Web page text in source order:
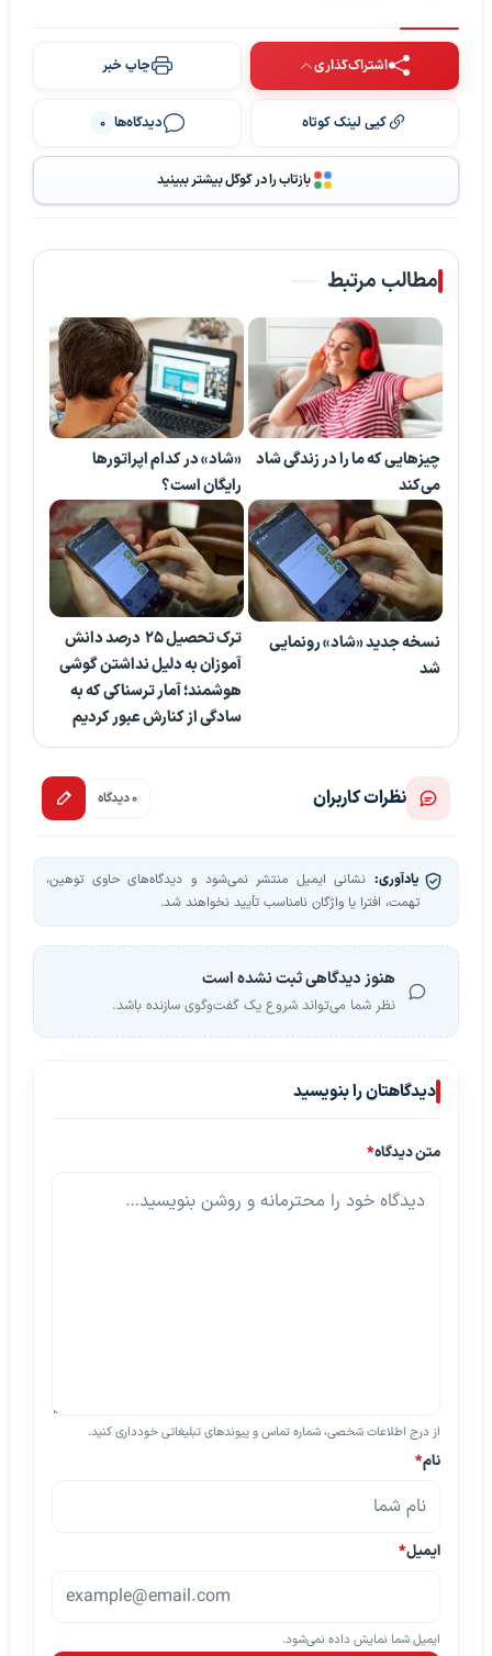
اشتراک‌گذاری چاپ خبر
کپی لینک کوتاه دیدگاه‌ها 0
بازتاب را در گوگل بیشتر ببینید
مطالب مرتبط
چیزهایی که ما را در زندگی شاد
می‌کند
«شاد» در کدام اپراتورها
رایگان است؟
نسخه جدید «شاد» رونمایی
شد
ترک تحصیل 25 درصد دانش
آموزان به دلیل نداشتن گوشی
هوشمند؛ آمار ترسناکی که به
سادگی از کنارش عبور کردیم
نظرات کاربران 0 دیدگاه
یادآوری: نشانی ایمیل منتشر نمی‌شود و دیدگاه‌های حاوی توهین،
تهمت، افترا یا واژگان نامناسب تأیید نخواهند شد.
هنوز دیدگاهی ثبت نشده است
نظر شما می‌تواند شروع یک گفت‌وگوی سازنده باشد.
دیدگاهتان را بنویسید
متن دیدگاه*
از درج اطلاعات شخصی، شماره تماس و پیوندهای تبلیغاتی خودداری کنید.
نام*
ایمیل*
ایمیل شما نمایش داده نمی‌شود.